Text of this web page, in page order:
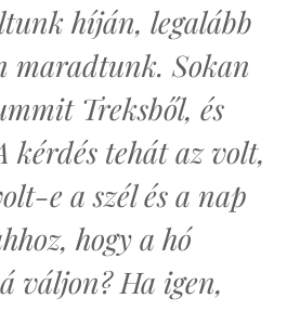
híján, legalább
maradtunk. Sokan
Treksből, és
kérdés tehát az volt,
e a szél és a nap
hogy a hó
váljon? Ha igen,